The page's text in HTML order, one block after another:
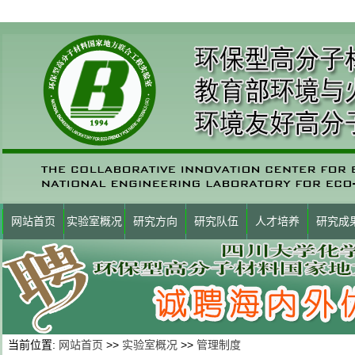
网站首页 实验室概况 研究方向 研究队伍 人才培养 研究成
当前位置: 网站首页 >> 实验室概况 >> 管理制度